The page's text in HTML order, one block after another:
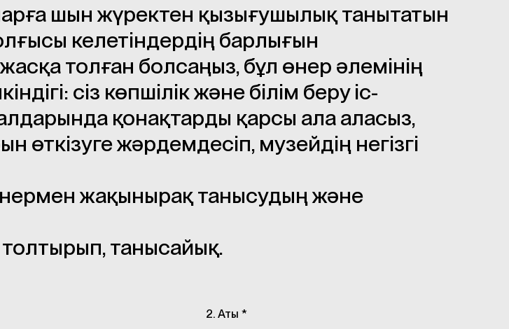
шын жүректен қызығушылық танытатын
келетіндердің барлығын
толған болсаңыз, бұл өнер әлемінің
сіз көпшілік және білім беру іс-
қонақтарды қарсы ала аласыз,
жәрдемдесіп, музейдің негізгі
жақынырақ танысудың және
толтырып, танысайық.
2. Аты *